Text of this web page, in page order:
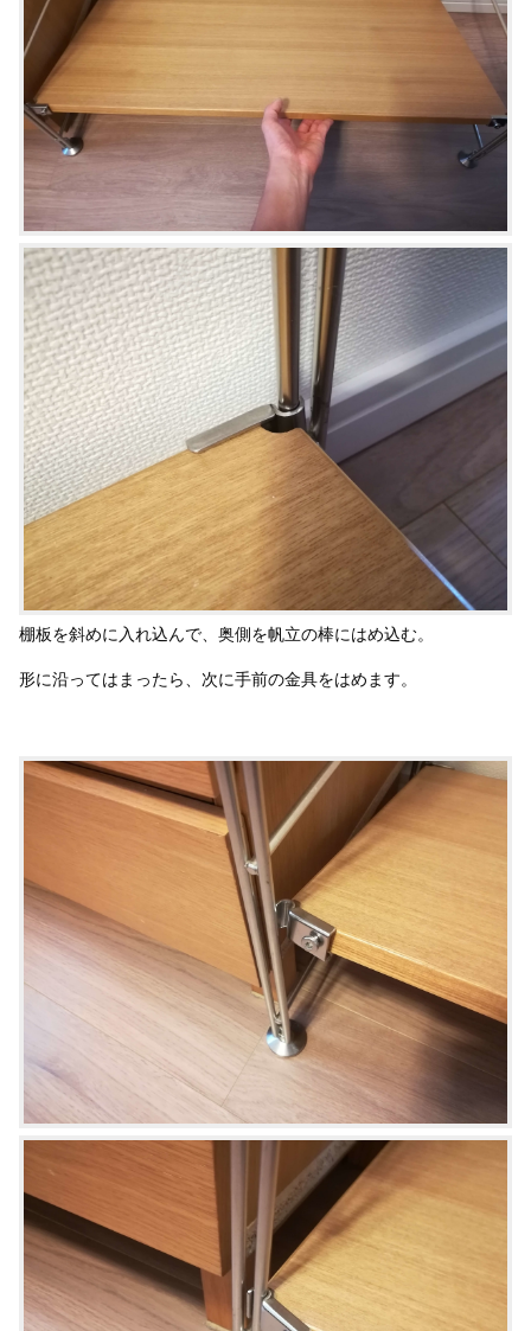
棚板を斜めに入れ込んで、奥側を帆立の棒にはめ込む。
形に沿ってはまったら、次に手前の金具をはめます。